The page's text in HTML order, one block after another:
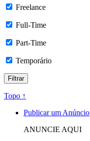
Freelance
Full-Time
Part-Time
Temporário
Topo ↑
Publicar um Anúncio
ANUNCIE AQUI